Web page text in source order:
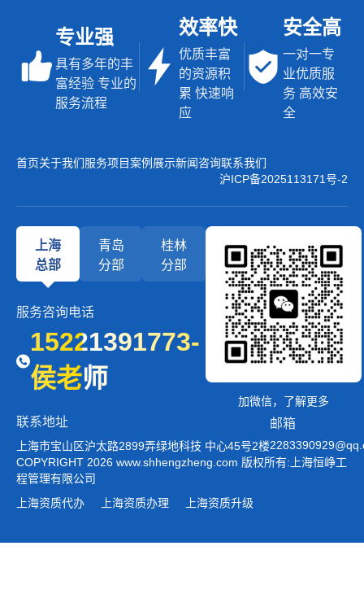
专业强
具有多年的丰
富经验 专业的
服务流程
效率快
优质丰富
的资源积
累 快速响
应
安全高
一对一专
业优质服
务 高效安
全
首页关于我们服务项目案例展示新闻咨询联系我们
沪ICP备2025113171号-2
上海
总部
青岛
分部
桂林
分部
服务咨询电话
15221391773-
侯老师
联系地址
上海市宝山区沪太路2899弄绿地科技 中心45号2楼
邮箱
加微信，了解更多
COPYRIGHT 2026 www.shhengzheng.com 版权所有:上海恒峥工
程管理有限公司
上海资质代办
上海资质办理 上海资质升级